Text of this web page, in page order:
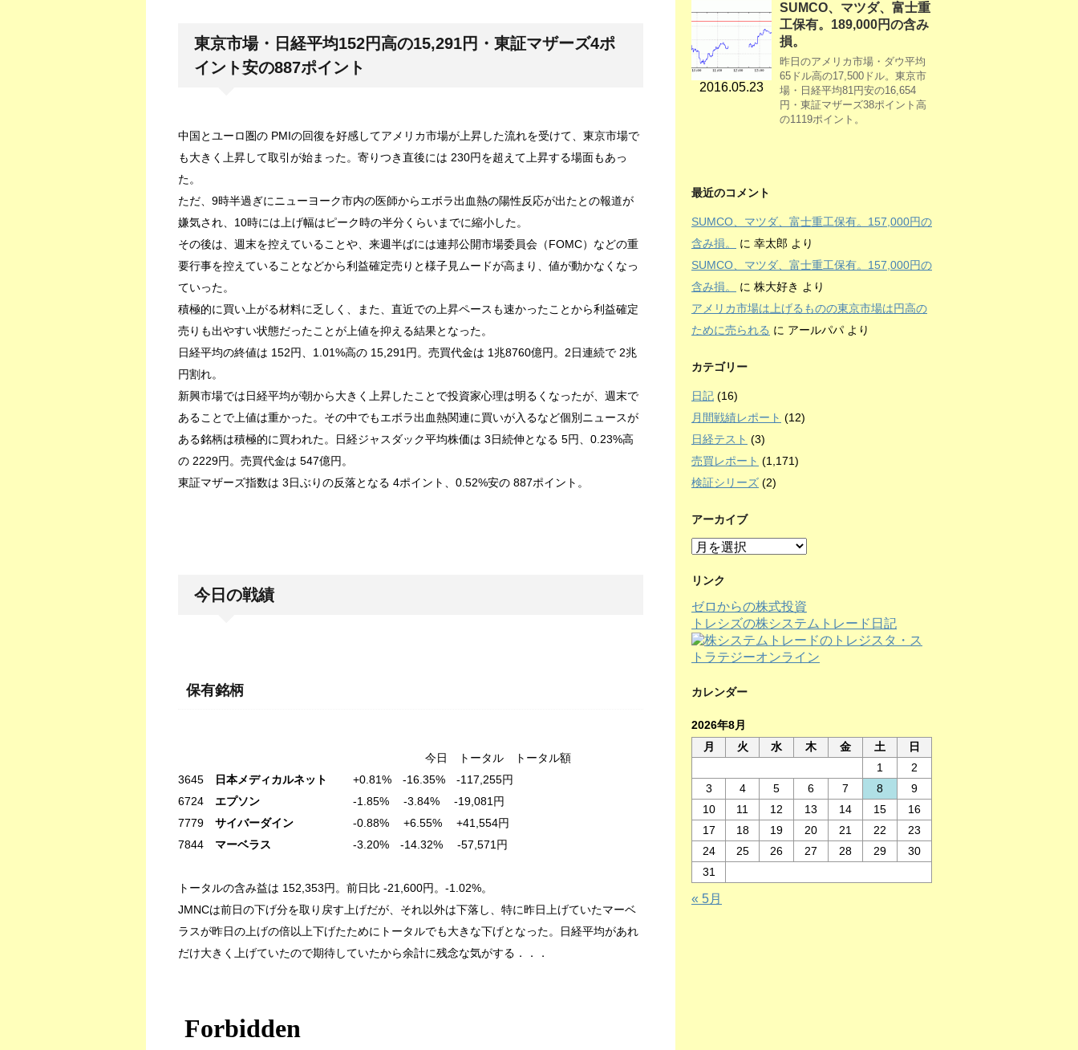
東京市場・日経平均152円高の15,291円・東証マザーズ4ポ
イント安の887ポイント
中国とユーロ圏の PMIの回復を好感してアメリカ市場が上昇した流れを受けて、東京市場で
も大きく上昇して取引が始まった。寄りつき直後には 230円を超えて上昇する場面もあっ
た。
ただ、9時半過ぎにニューヨーク市内の医師からエボラ出血熱の陽性反応が出たとの報道が
嫌気され、10時には上げ幅はピーク時の半分くらいまでに縮小した。
その後は、週末を控えていることや、来週半ばには連邦公開市場委員会（FOMC）などの重
要行事を控えていることなどから利益確定売りと様子見ムードが高まり、値が動かなくなっ
ていった。
積極的に買い上がる材料に乏しく、また、直近での上昇ペースも速かったことから利益確定
売りも出やすい状態だったことが上値を抑える結果となった。
日経平均の終値は 152円、1.01%高の 15,291円。売買代金は 1兆8760億円。2日連続で 2兆
円割れ。
新興市場では日経平均が朝から大きく上昇したことで投資家心理は明るくなったが、週末で
あることで上値は重かった。その中でもエボラ出血熱関連に買いが入るなど個別ニュースが
ある銘柄は積極的に買われた。日経ジャスダック平均株価は 3日続伸となる 5円、0.23%高
の 2229円。売買代金は 547億円。
東証マザーズ指数は 3日ぶりの反落となる 4ポイント、0.52%安の 887ポイント。
今日の戦績
保有銘柄
今日 トータル トータル額
3645
日本メディカルネット
+0.81% -16.35% -117,255円
6724 エプソン -1.85% -3.84% -19,081円
7779 サイバーダイン -0.88% +6.55% +41,554円
7844 マーベラス -3.20% -14.32% -57,571円
トータルの含み益は 152,353円。前日比 -21,600円。-1.02%。
JMNCは前日の下げ分を取り戻す上げだが、それ以外は下落し、特に昨日上げていたマーベ
ラスが昨日の上げの倍以上下げたためにトータルでも大きな下げとなった。日経平均があれ
だけ大きく上げていたので期待していたから余計に残念な気がする．．．
2016.05.23
SUMCO、マツダ、富士重
工保有。189,000円の含み
損。
昨日のアメリカ市場・ダウ平均
65ドル高の17,500ドル。東京市
場・日経平均81円安の16,654
円・東証マザーズ38ポイント高
の1119ポイント。
最近のコメント
SUMCO、マツダ、富士重工保有。157,000円の
含み損。
に 幸太郎 より
SUMCO、マツダ、富士重工保有。157,000円の
含み損。
に 株大好き より
アメリカ市場は上げるものの東京市場は円高の
ために売られる に アールパパ より
カテゴリー
日記 (16)
月間戦績レポート (12)
日経テスト (3)
売買レポート (1,171)
検証シリーズ (2)
アーカイブ
ア
カ
ブ
リンク
ゼロからの株式投資
トレシズの株システムトレード日記
カレンダー
2026年8月
月
火 水 木 金 土
日
1
2
3
4 5 6 7 8
9
10
11 12 13 14 15
16
17
18 19 20 21 22
23
24
25 26 27 28 29
30
31
« 5月